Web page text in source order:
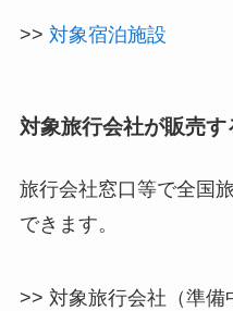
>> 対象宿泊施設
対象旅行会社が販売
旅行会社窓口等で全国
できます。
>> 対象旅行会社（準備